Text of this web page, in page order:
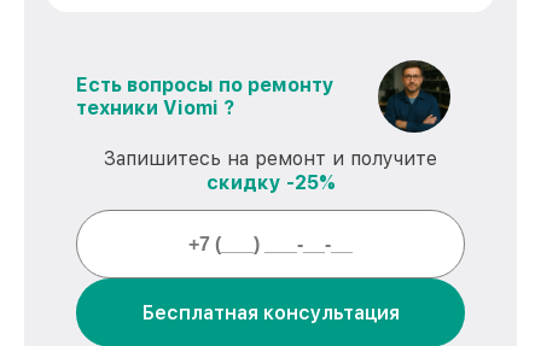
Есть вопросы по ремонту
техники Viomi ?
Запишитесь на ремонт и получите
скидку -25%
Бесплатная консультация